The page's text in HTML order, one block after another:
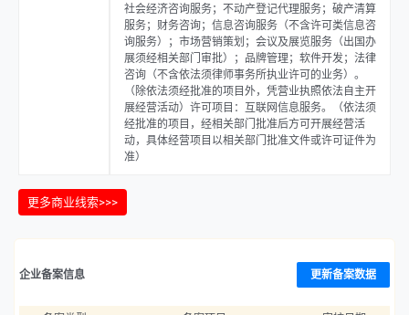
社会经济咨询服务；不动产登记代理服务；破产清算
服务；财务咨询；信息咨询服务（不含许可类信息咨
询服务）；市场营销策划；会议及展览服务（出国办
展须经相关部门审批）；品牌管理；软件开发；法律
咨询（不含依法须律师事务所执业许可的业务）。
（除依法须经批准的项目外，凭营业执照依法自主开
展经营活动）许可项目：互联网信息服务。（依法须
经批准的项目，经相关部门批准后方可开展经营活
动，具体经营项目以相关部门批准文件或许可证件为
准）
更多商业线索>>>
企业备案信息 更新备案数据